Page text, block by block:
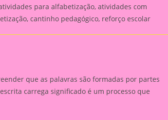
para alfabetização, atividades com
cantinho pedagógico, reforço escolar
que as palavras são formadas por partes
carrega significado é um processo que